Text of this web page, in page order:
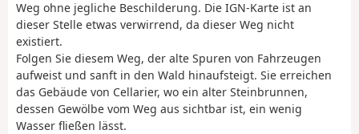
Weg ohne jegliche Beschilderung. Die IGN-Karte ist an
dieser Stelle etwas verwirrend, da dieser Weg nicht
existiert.
Folgen Sie diesem Weg, der alte Spuren von Fahrzeugen
aufweist und sanft in den Wald hinaufsteigt. Sie erreichen
das Gebäude von Cellarier, wo ein alter Steinbrunnen,
dessen Gewölbe vom Weg aus sichtbar ist, ein wenig
Wasser fließen lässt.